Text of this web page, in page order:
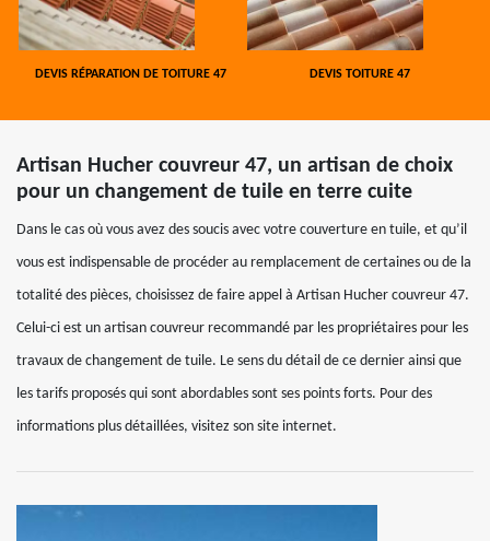
DEVIS RÉPARATION DE TOITURE 47 DEVIS TOITURE 47
Artisan Hucher couvreur 47, un artisan de choix
pour un changement de tuile en terre cuite
Dans le cas où vous avez des soucis avec votre couverture en tuile, et qu’il
vous est indispensable de procéder au remplacement de certaines ou de la
totalité des pièces, choisissez de faire appel à Artisan Hucher couvreur 47.
Celui-ci est un artisan couvreur recommandé par les propriétaires pour les
travaux de changement de tuile. Le sens du détail de ce dernier ainsi que
les tarifs proposés qui sont abordables sont ses points forts. Pour des
informations plus détaillées, visitez son site internet.